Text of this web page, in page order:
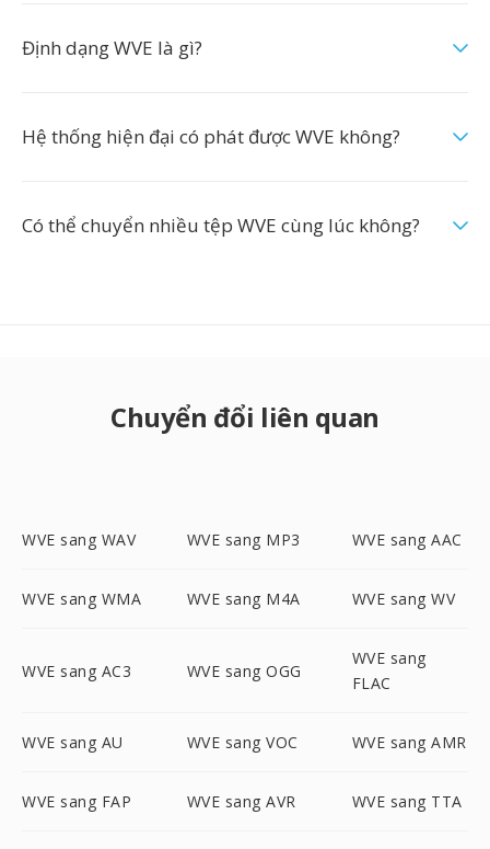
Định dạng WVE là gì?
Hệ thống hiện đại có phát được WVE không?
Có thể chuyển nhiều tệp WVE cùng lúc không?
Chuyển đổi liên quan
WVE sang WAV WVE sang MP3 WVE sang AAC
WVE sang WMA WVE sang M4A WVE sang WV
WVE sang AC3 WVE sang OGG
WVE sang
FLAC
WVE sang AU WVE sang VOC WVE sang AMR
WVE sang FAP WVE sang AVR WVE sang TTA